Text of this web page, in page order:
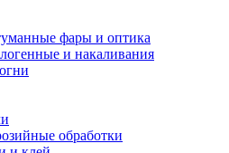
фары и оптика
и накаливания
обработки